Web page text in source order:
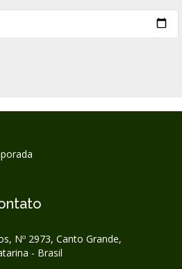
Nº 2973, Canto Grande,
- Brasil